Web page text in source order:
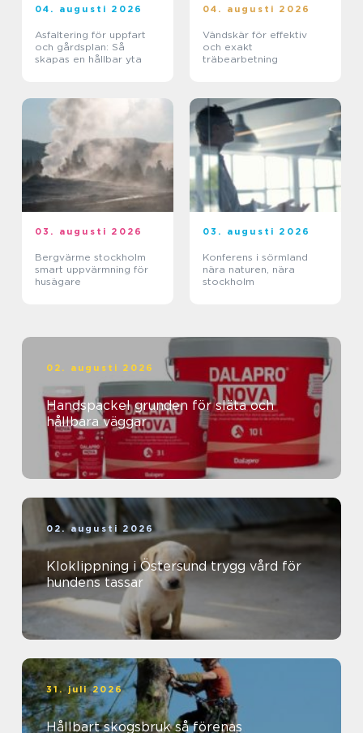
04. augusti 2026
Asfaltering för uppfart
och gårdsplan: Så
skapas en hållbar yta
04. augusti 2026
Vändskär för effektiv
och exakt
träbearbetning
03. augusti 2026
Bergvärme stockholm
smart uppvärmning för
husägare
03. augusti 2026
Konferens i sörmland
nära naturen, nära
stockholm
02. augusti 2026
Handspackel grunden för släta och
hållbara väggar
02. augusti 2026
Kloklippning i Östersund trygg vård för
hundens tassar
31. juli 2026
Hållbart skogsbruk så förenas